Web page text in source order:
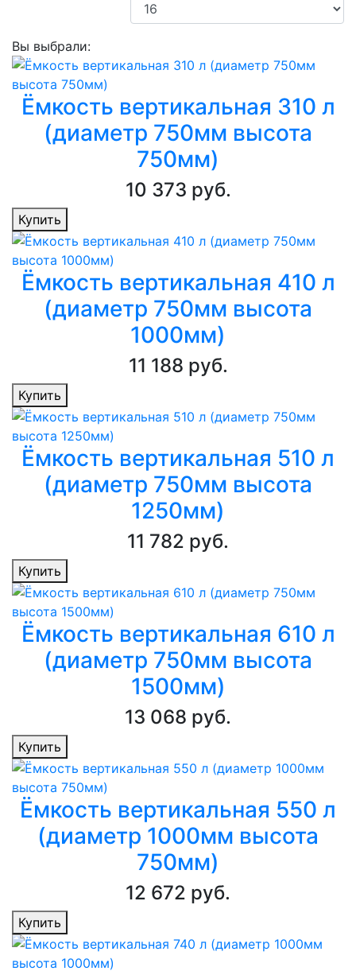
Вы выбрали:
Ёмкость вертикальная 310 л
(диаметр 750мм высота
750мм)
10 373 руб.
Купить
Ёмкость вертикальная 410 л
(диаметр 750мм высота
1000мм)
11 188 руб.
Купить
Ёмкость вертикальная 510 л
(диаметр 750мм высота
1250мм)
11 782 руб.
Купить
Ёмкость вертикальная 610 л
(диаметр 750мм высота
1500мм)
13 068 руб.
Купить
Ёмкость вертикальная 550 л
(диаметр 1000мм высота
750мм)
12 672 руб.
Купить